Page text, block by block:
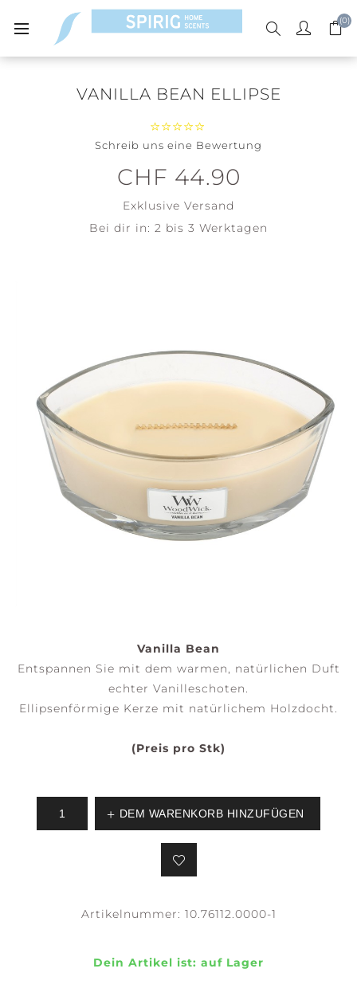
(0)
VANILLA BEAN ELLIPSE
Schreib uns eine Bewertung
CHF 44.90
Exklusive Versand
Bei dir in: 2 bis 3 Werktagen
Vanilla Bean
Entspannen Sie mit dem warmen, natürlichen Duft
echter Vanilleschoten.
Ellipsenförmige Kerze mit natürlichem Holzdocht.
(Preis pro Stk)
DEM WARENKORB HINZUFÜGEN
Artikelnummer: 10.76112.0000-1
Dein Artikel ist: auf Lager